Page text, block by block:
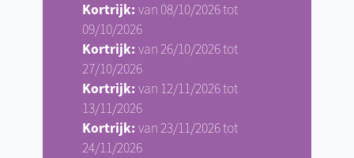
Kortrijk: van 08/10/2026 tot
09/10/2026
Kortrijk: van 26/10/2026 tot
27/10/2026
Kortrijk: van 12/11/2026 tot
13/11/2026
Kortrijk: van 23/11/2026 tot
24/11/2026